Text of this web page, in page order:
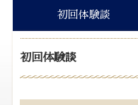
初回体験談
初回体験談